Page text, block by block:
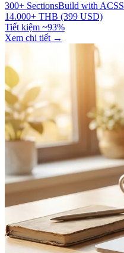
300+ SectionsBuild with ACSS
14.000+ THB (399 USD)
Tiết kiệm ~93%
Xem chi tiết →